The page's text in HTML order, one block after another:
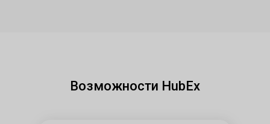
Возможности HubEx